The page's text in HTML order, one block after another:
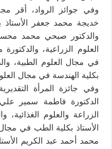
وفي جوائز الرواد، أقر
خديجة محمد جعفر الأستاذ
والدكتور صبحي محمد
العلوم الزراعية،
في مجال العلوم الطبية،
بكلية الهندسة في مجال
وفي جائزة المرأة
الدكتورة فاطمة سمير علي
الزراعة والعلوم
الأستاذ بكلية الطب في مجال
محمد أحمد عبد الكريم